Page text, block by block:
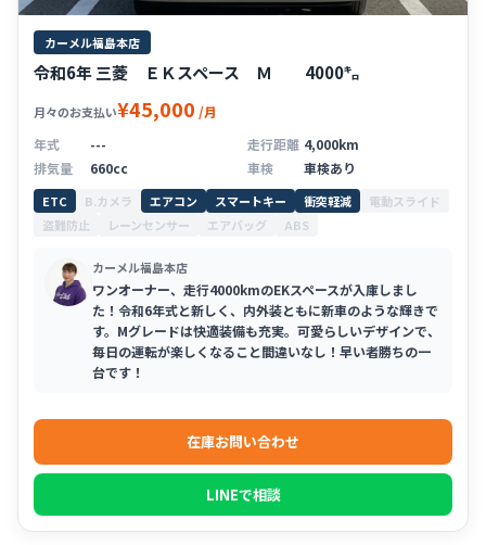
カーメル福島本店
令和6年 三菱 ＥＫスペース Ｍ 4000㌔
月々のお支払い¥45,000 /月
年式
--- 走行距離 4,000km
排気量
660cc 車検 車検あり
ETC B.カメラ エアコン スマートキー 衝突軽減
電動スライド
盗難防止
レーンセンサー エアバッグ ABS
カーメル福島本店
ワンオーナー、走行4000kmのEKスペースが入庫しまし
た！令和6年式と新しく、内外装ともに新車のような輝きで
す。Mグレードは快適装備も充実。可愛らしいデザインで、
毎日の運転が楽しくなること間違いなし！早い者勝ちの一
台です！
在庫お問い合わせ
LINEで相談